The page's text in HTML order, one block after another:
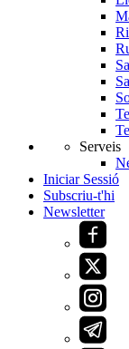
Serveis
Iniciar Sessió
Subscriu-t'hi
Newsletter